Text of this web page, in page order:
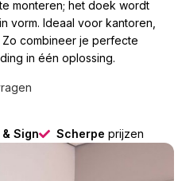
monteren; het doek wordt
vorm. Ideaal voor kantoren,
combineer je perfecte
in één oplossing.
Sign Scherpe prijzen